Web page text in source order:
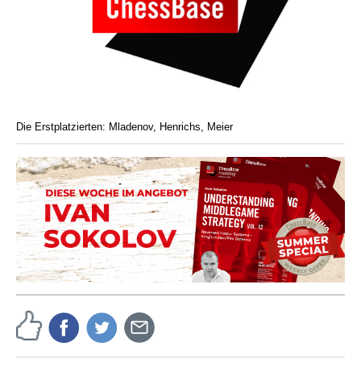
Die Erstplatzierten: Mladenov, Henrichs, Meier